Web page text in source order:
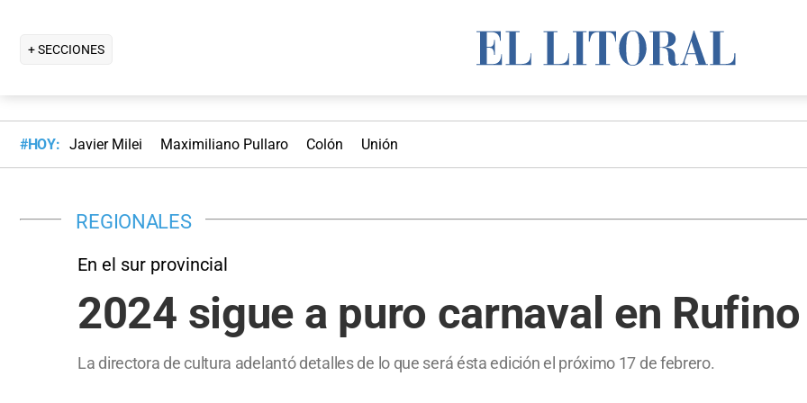
+ SECCIONES
#HOY: Javier Milei Maximiliano Pullaro Colón Unión
REGIONALES
En el sur provincial
2024 sigue a puro carnaval en Rufino
La directora de cultura adelantó detalles de lo que será ésta edición el próximo 17 de febrero.